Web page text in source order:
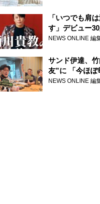
郵便局
「いつでも肩
す」デビュー
『オールナイト
NEWS ONLINE 編
サンド伊達、
友”に 「今ほぼ
り取り明かす
NEWS ONLINE 編